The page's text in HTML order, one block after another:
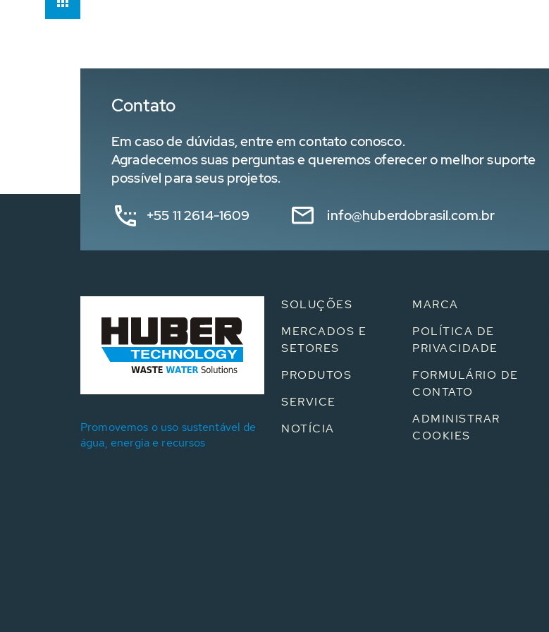
Contato
Em caso de dúvidas, entre em contato conosco.
Agradecemos suas perguntas e queremos oferecer o melhor suporte
possível para seus projetos.
+55 11 2614-1609 info@huberdobrasil.com.br
Promovemos o uso sustentável de
água, energia e recursos
SOLUÇÕES
MERCADOS E
SETORES
PRODUTOS
SERVICE
NOTÍCIA
MARCA
POLÍTICA DE
PRIVACIDADE
FORMULÁRIO DE
CONTATO
ADMINISTRAR
COOKIES